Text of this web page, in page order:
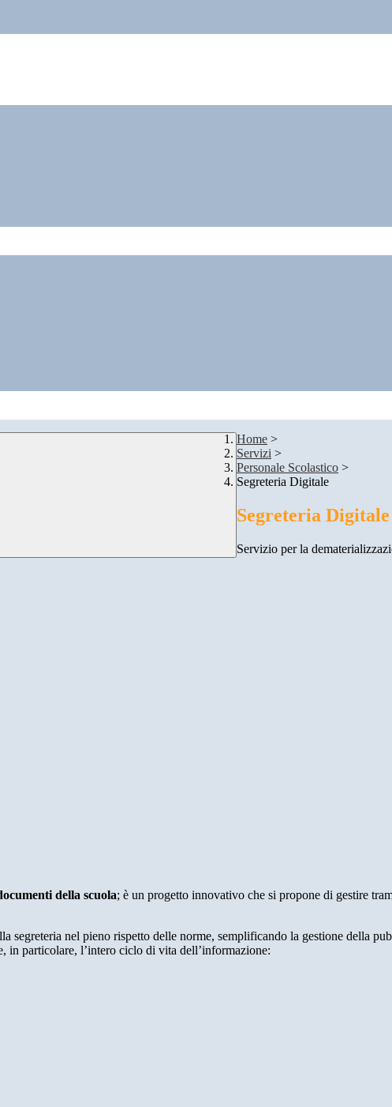
Home >
Servizi >
Personale Scolastico >
Segreteria Digitale
Segreteria Digitale
Servizio per la
della scuola; è un progetto innovativo che si propone di gestire
segreteria nel pieno rispetto delle norme, semplificando la gestione della
in particolare, l’intero ciclo di vita dell’informazione: